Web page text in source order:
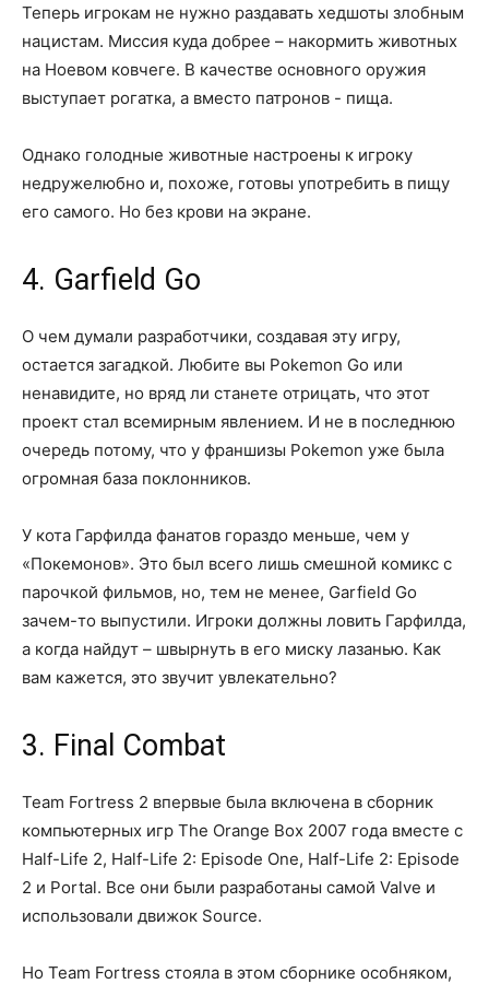
Теперь игрокам не нужно раздавать хедшоты злобным
нацистам. Миссия куда добрее – накормить животных
на Ноевом ковчеге. В качестве основного оружия
выступает рогатка, а вместо патронов - пища.
Однако голодные животные настроены к игроку
недружелюбно и, похоже, готовы употребить в пищу
его самого. Но без крови на экране.
4. Garfield Go
О чем думали разработчики, создавая эту игру,
остается загадкой. Любите вы Pokemon Go или
ненавидите, но вряд ли станете отрицать, что этот
проект стал всемирным явлением. И не в последнюю
очередь потому, что у франшизы Pokemon уже была
огромная база поклонников.
У кота Гарфилда фанатов гораздо меньше, чем у
«Покемонов». Это был всего лишь смешной комикс с
парочкой фильмов, но, тем не менее, Garfield Go
зачем-то выпустили. Игроки должны ловить Гарфилда,
а когда найдут – швырнуть в его миску лазанью. Как
вам кажется, это звучит увлекательно?
3. Final Combat
Team Fortress 2 впервые была включена в сборник
компьютерных игр The Orange Box 2007 года вместе с
Half-Life 2, Half-Life 2: Episode One, Half-Life 2: Episode
2 и Portal. Все они были разработаны самой Valve и
использовали движок Source.
Но Team Fortress стояла в этом сборнике особняком,